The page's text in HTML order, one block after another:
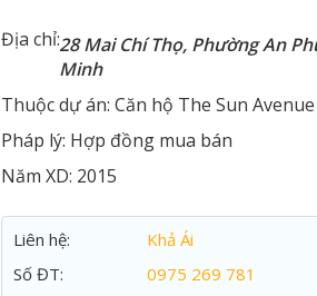
Địa chỉ:28 Mai Chí Thọ, Phường An
Minh
Thuộc dự án: Căn hộ The Sun Avenue
Pháp lý: Hợp đồng mua bán
Năm XD: 2015
Liên hệ:
Khả Ái
Số ĐT:
0975 269 781